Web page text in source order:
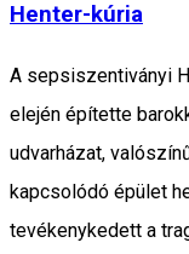
Henter-kúria
A sepsiszentiványi
elején építette
udvarházat,
kapcsolódó épület
tevékenykedett a